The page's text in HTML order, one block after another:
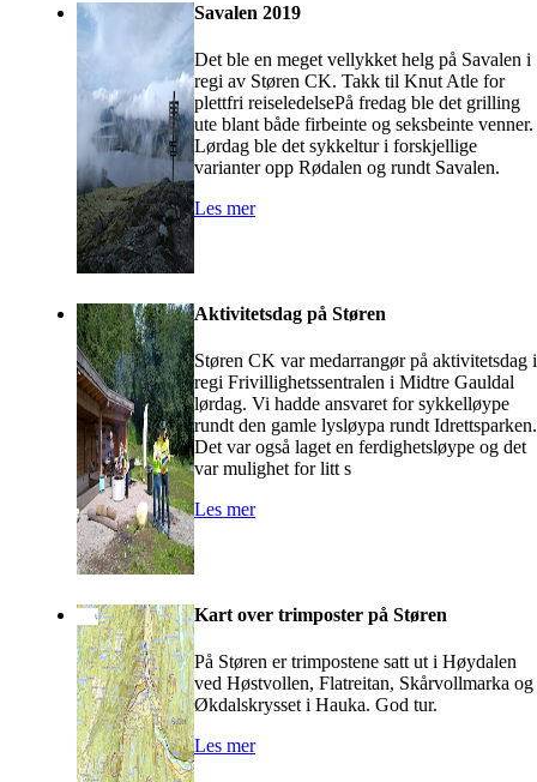
Savalen 2019
Det ble en meget vellykket helg på Savalen i
regi av Støren CK. Takk til Knut Atle for
plettfri reiseledelsePå fredag ble det grilling
ute blant både firbeinte og seksbeinte venner.
Lørdag ble det sykkeltur i forskjellige
varianter opp Rødalen og rundt Savalen.
Les mer
Aktivitetsdag på Støren
Støren CK var medarrangør på aktivitetsdag i
regi Frivillighetssentralen i Midtre Gauldal
lørdag. Vi hadde ansvaret for sykkelløype
rundt den gamle lysløypa rundt Idrettsparken.
Det var også laget en ferdighetsløype og det
var mulighet for litt s
Les mer
Kart over trimposter på Støren
På Støren er trimpostene satt ut i Høydalen
ved Høstvollen, Flatreitan, Skårvollmarka og
Økdalskrysset i Hauka. God tur.
Les mer